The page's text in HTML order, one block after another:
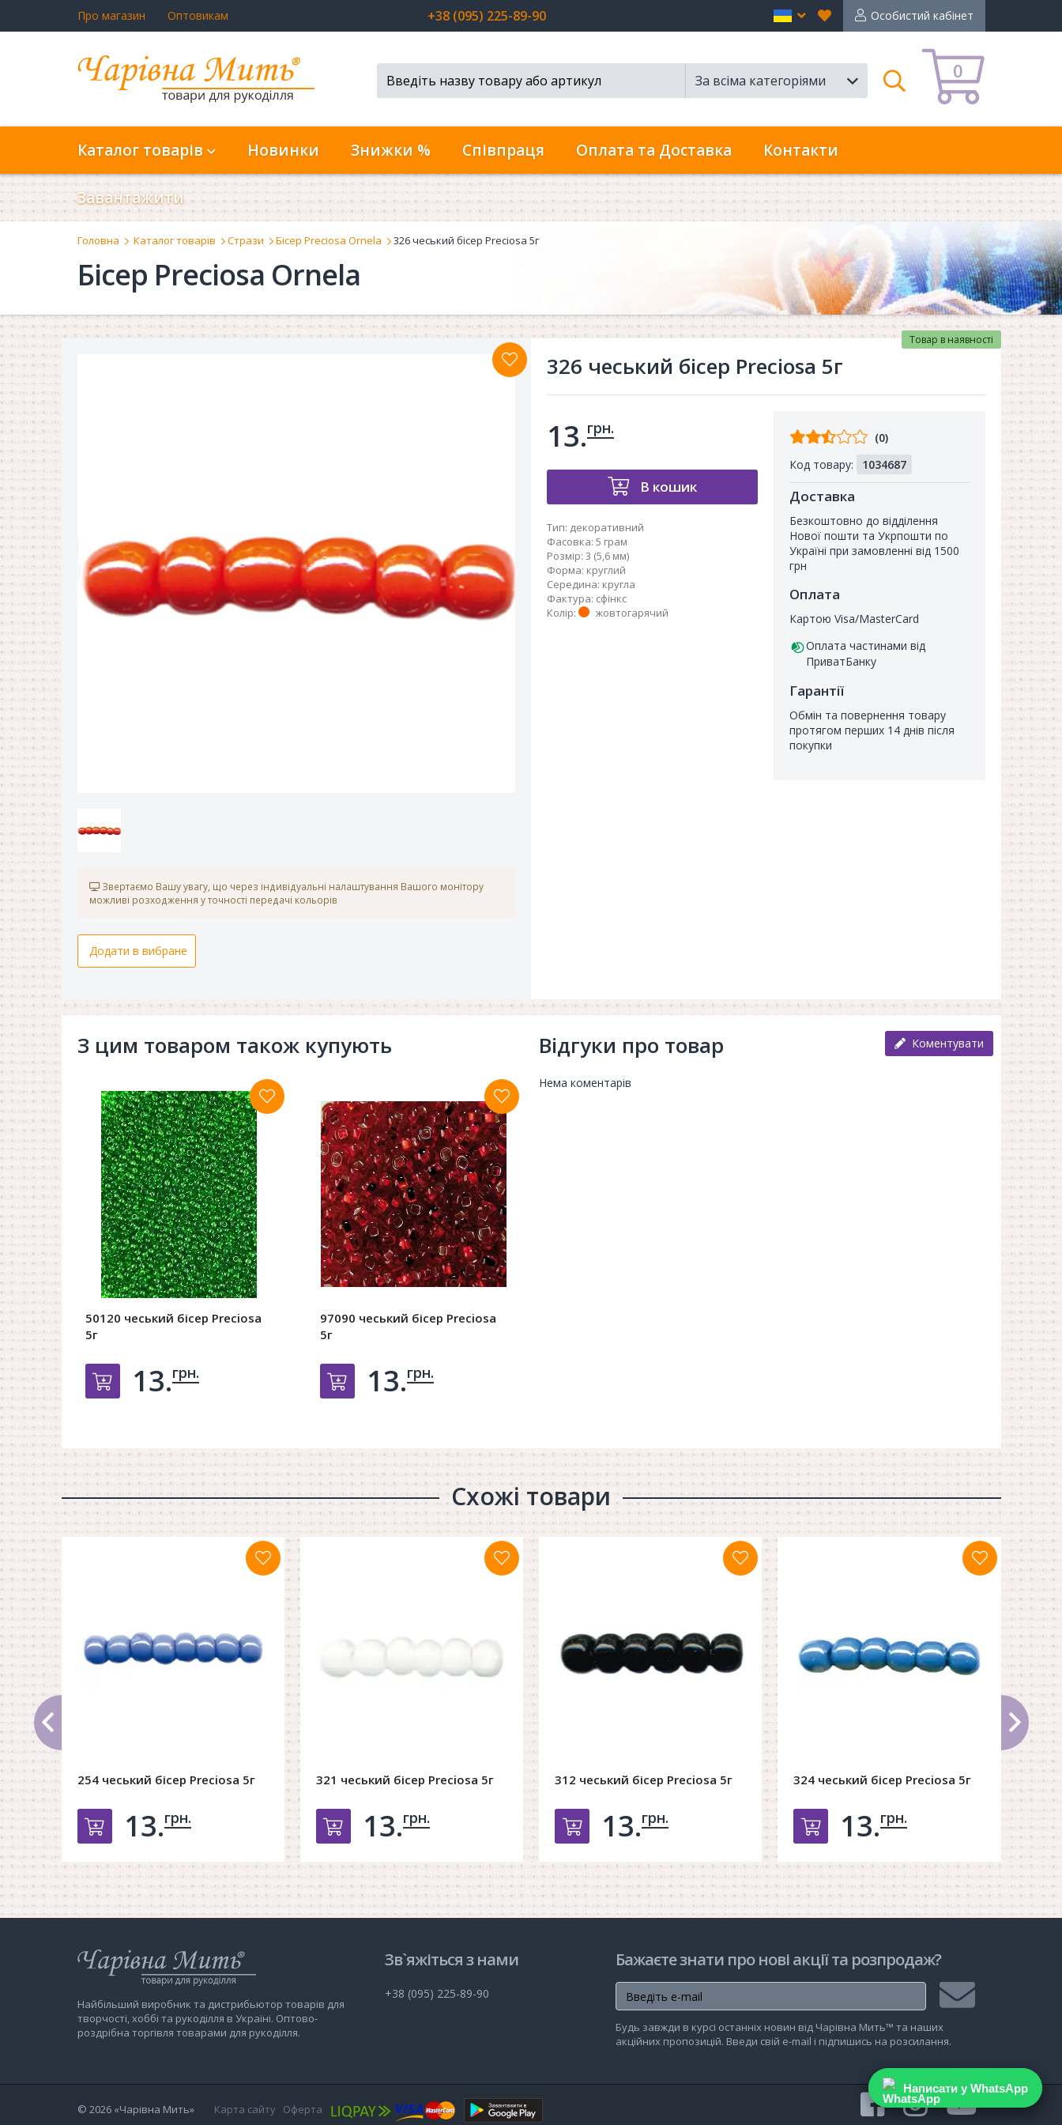
Написати у WhatsApp
Написати у WhatsApp
Про магазин Оптовикам +38 (095) 225-89-90 Особистий кабінет
Вибране
en
0
За всіма категоріями
Пошук
Каталог товарів Новинки Знижки % Співпраця Оплата та Доставка Контакти
Завантажити
Головна Каталог товарів Стрази Бісер Preciosa Ornela 326 чеський бісер Preciosa 5г
Бісер Preciosa Ornela
Звертаємо Вашу увагу, що через індивідуальні налаштування Вашого монітору
можливі розходження у точності передачі кольорів
Додати в вибране
326 чеський бісер Preciosa 5г
Товар в наявності
13.грн.
В кошик
Тип: декоративний
Фасовка: 5 грам
Розмір: 3 (5,6 мм)
Форма: круглий
Середина: кругла
Фактура: сфінкс
Колір: жовтогарячий
Відгуків
покупців
(0)
Код товару:
1034687
Доставка
Безкоштовно до відділення
Нової пошти та Укрпошти по
Україні при замовленні від 1500
грн
Оплата
Картою Visa/MasterCard
Оплата частинами від
ПриватБанку
Гарантії
Обмін та повернення товару
протягом перших 14 днів після
покупки
З цим товаром також купують
50120 чеський бісер Preciosa
5г
Добавить в корзину
13.грн.
97090 чеський бісер Preciosa
5г
Добавить в корзину
13.грн.
Відгуки про товар Коментувати
Нема коментарів
Схожі товари
254 чеський бісер Preciosa 5г
Добавить в корзину
13.грн.
321 чеський бісер Preciosa 5г
Добавить в корзину
13.грн.
312 чеський бісер Preciosa 5г
Добавить в корзину
13.грн.
324 чеський бісер Preciosa 5г
Добавить в корзину
13.грн.
Інтернет-
магазин
Мить
Найбільший виробник та дистрибьютор товарів для
творчості, хоббі та рукоділля в Україні. Оптово-
роздрібна торгівля товарами для рукоділля.
Зв`яжіться з нами
+38 (095) 225-89-90
Бажаєте знати про нові акції та розпродаж?
Будь завжди в курсі останніх новин від Чарівна Мить™ та наших
акційних пропозицій. Введи свій e-mail і підпишись на розсилання.
© 2026 «Чарівна Мить» Карта сайту Оферта